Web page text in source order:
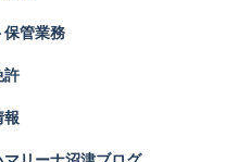
保管業務
許
報